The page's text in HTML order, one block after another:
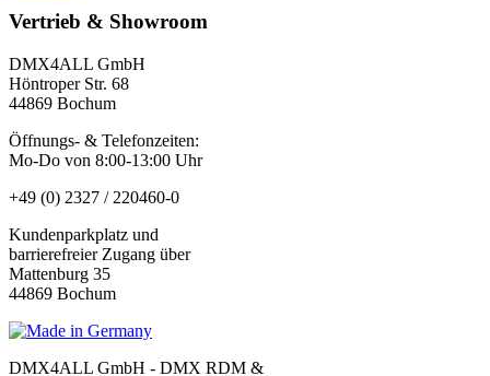
Vertrieb & Showroom
DMX4ALL GmbH
Höntroper Str. 68
44869 Bochum
Öffnungs- & Telefonzeiten:
Mo-Do von 8:00-13:00 Uhr
+49 (0) 2327 / 220460-0
Kundenparkplatz und
barrierefreier Zugang über
Mattenburg 35
44869 Bochum
DMX4ALL GmbH - DMX RDM &